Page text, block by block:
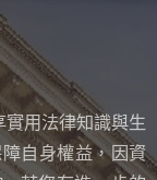
用法律知識與生
自身權益，因資